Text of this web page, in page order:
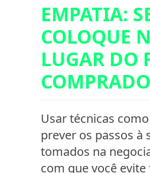
EMPATIA:
COLOQUE
LUGAR DO
Usar técnicas
prever os passos à
tomados na
com que você evite